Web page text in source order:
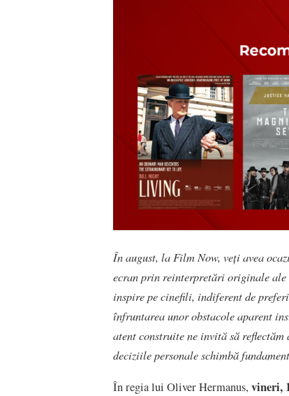
În august, la Film Now, veți avea
ecran prin reinterpretări originale ale
inspire pe cinefili, indiferent de
înfruntarea unor obstacole aparent
atent construite ne invită să
deciziile personale schimbă
În regia lui Oliver Hermanus, vineri,